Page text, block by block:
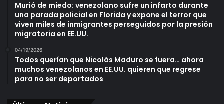
Murió de miedo: venezolano sufre un infarto durante
una parada policial en Florida y expone el terror que
viven miles de inmigrantes perseguidos por la presión
migratoria en EE.UU.
04/19/2026
Todos querían que Nicolás Maduro se fuera… ahora
muchos venezolanos en EE.UU. quieren que regrese
para no ser deportados